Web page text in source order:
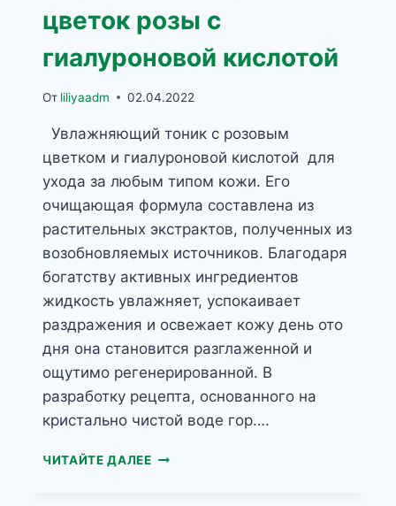
цветок розы с
гиалуроновой кислотой
От liliyaadm 02.04.2022
Увлажняющий тоник с розовым
цветком и гиалуроновой кислотой для
ухода за любым типом кожи. Его
очищающая формула составлена из
растительных экстрактов, полученных из
возобновляемых источников. Благодаря
богатству активных ингредиентов
жидкость увлажняет, успокаивает
раздражения и освежает кожу день ото
дня она становится разглаженной и
ощутимо регенерированной. В
разработку рецепта, основанного на
кристально чистой воде гор….
ЧИТАЙТЕ ДАЛЕЕHERBAL